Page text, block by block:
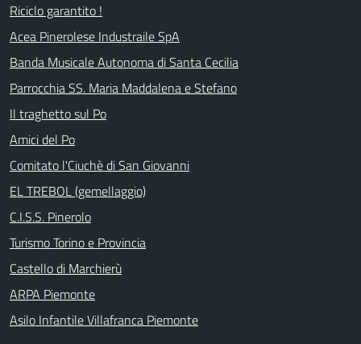
Riciclo garantito !
Acea Pinerolese Industraile SpA
Banda Musicale Autonoma di Santa Cecilia
Parrocchia SS. Maria Maddalena e Stefano
Il traghetto sul Po
Amici del Po
Comitato l'Ciuchè di San Giovanni
EL TREBOL (gemellaggio)
C.I.S.S. Pinerolo
Turismo Torino e Provincia
Castello di Marchierù
ARPA Piemonte
Asilo Infantile Villafranca Piemonte